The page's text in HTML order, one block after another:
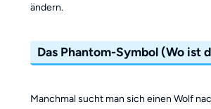
ändern.
Das Phantom-Symbol (Wo ist
Manchmal sucht man sich einen Wolf